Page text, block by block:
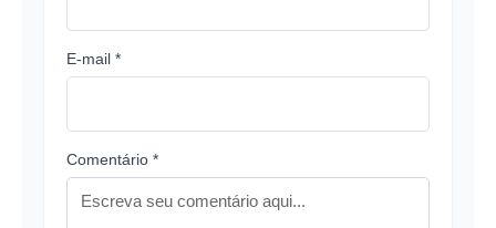
E-mail *
Comentário *